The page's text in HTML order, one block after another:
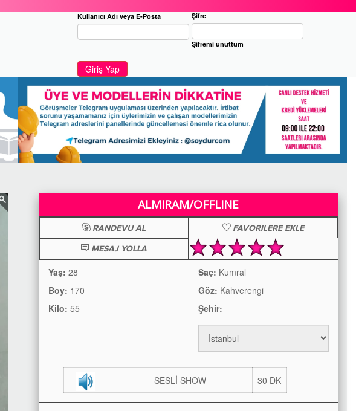
Kullanıcı Adı veya E-Posta Şifre
Şifremi unuttum
Giriş Yap
ALMIRAM/OFFLINE
RANDEVU AL
FAVORILERE EKLE
MESAJ YOLLA
Yaş: 28
Boy: 170
Kilo: 55
Saç: Kumral
Göz: Kahverengi
Şehir:
SESLİ SHOW 30 DK